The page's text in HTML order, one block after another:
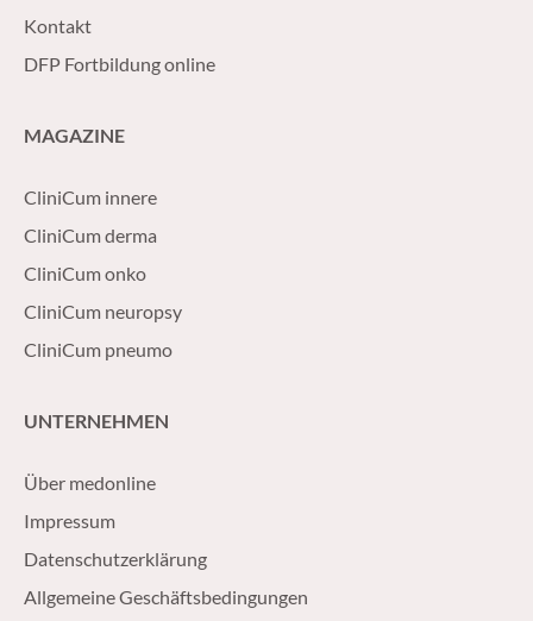
Kontakt
DFP Fortbildung online
MAGAZINE
CliniCum innere
CliniCum derma
CliniCum onko
CliniCum neuropsy
CliniCum pneumo
UNTERNEHMEN
Über medonline
Impressum
Datenschutzerklärung
Allgemeine Geschäftsbedingungen